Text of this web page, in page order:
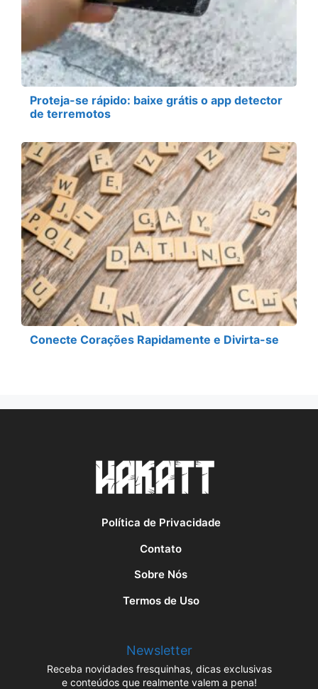
Proteja-se rápido: baixe grátis o app detector
de terremotos
Conecte Corações Rapidamente e Divirta-se
Política de Privacidade
Contato
Sobre Nós
Termos de Uso
Newsletter
Receba novidades fresquinhas, dicas exclusivas
e conteúdos que realmente valem a pena!